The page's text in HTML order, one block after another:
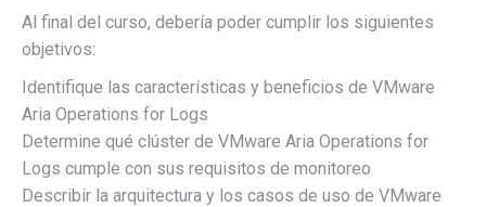
Al final del curso, debería poder cumplir los siguientes
objetivos:
Identifique las características y beneficios de VMware
Aria Operations for Logs
Determine qué clúster de VMware Aria Operations for
Logs cumple con sus requisitos de monitoreo
Describir la arquitectura y los casos de uso de VMware